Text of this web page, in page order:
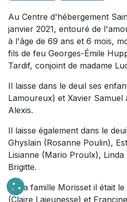
Au Centre d'hébergement
janvier 2021, entouré de
à l'âge de 69 ans et 6 mois,
fils de feu Georges-Émile
Tardif, conjoint de madame
Il laisse dans le deuil ses
Lamoureux) et Xavier Samuel
Alexis.
Il laisse également dans le
Ghyslain (Rosanne Poulin),
Lisianne (Mario Proulx),
Brigitte.
De la famille Morisset il était
(Claire Lajeunesse) et